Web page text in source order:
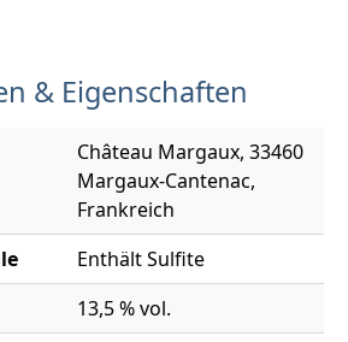
& Eigenschaften
Château Margaux, 33460
Margaux-Cantenac,
Frankreich
Enthält Sulfite
13,5 % vol.